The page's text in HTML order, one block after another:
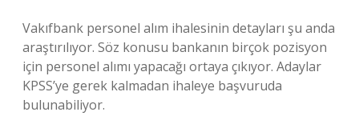
Vakıfbank personel alım ihalesinin detayları şu anda
araştırılıyor. Söz konusu bankanın birçok pozisyon
için personel alımı yapacağı ortaya çıkıyor. Adaylar
KPSS’ye gerek kalmadan ihaleye başvuruda
bulunabiliyor.